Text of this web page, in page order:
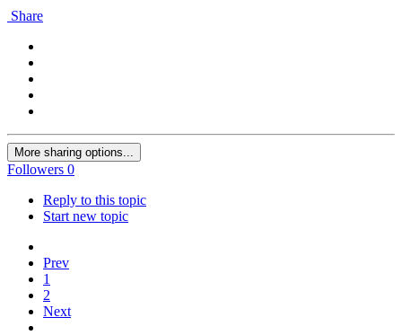
Share
More sharing options...
Followers 0
Reply to this topic
Start new topic
Prev
1
2
Next